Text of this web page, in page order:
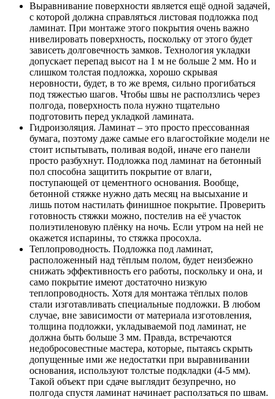
Выравнивание поверхности является ещё одной задачей,
с которой должна справляться листовая подложка под
ламинат. При монтаже этого покрытия очень важно
нивелировать поверхность, поскольку от этого будет
зависеть долговечность замков. Технология укладки
допускает перепад высот на 1 м не больше 2 мм. Но и
слишком толстая подложка, хорошо скрывая
неровности, будет, в то же время, сильно прогибаться
под тяжестью шагов. Чтобы швы не расползлись через
полгода, поверхность пола нужно тщательно
подготовить перед укладкой ламината.
Гидроизоляция. Ламинат – это просто прессованная
бумага, поэтому даже самые его влагостойкие модели не
стоит испытывать, поливая водой, иначе его панели
просто разбухнут. Подложка под ламинат на бетонный
пол способна защитить покрытие от влаги,
поступающей от цементного основания. Вообще,
бетонной стяжке нужно дать месяц на высыхание и
лишь потом настилать финишное покрытие. Проверить
готовность стяжки можно, постелив на её участок
полиэтиленовую плёнку на ночь. Если утром на ней не
окажется испарины, то стяжка просохла.
Теплопроводность. Подложка под ламинат,
расположенный над тёплым полом, будет неизбежно
снижать эффективность его работы, поскольку и она, и
само покрытие имеют достаточно низкую
теплопроводность. Хотя для монтажа тёплых полов
стали изготавливать специальные подложки. В любом
случае, вне зависимости от материала изготовления,
толщина подложки, укладываемой под ламинат, не
должна быть больше 3 мм. Правда, встречаются
недобросовестные мастера, которые, пытаясь скрыть
допущенные ими же недостатки при выравнивании
основания, используют толстые подкладки (4-5 мм).
Такой объект при сдаче выглядит безупречно, но
полгода спустя ламинат начинает расползаться по швам.